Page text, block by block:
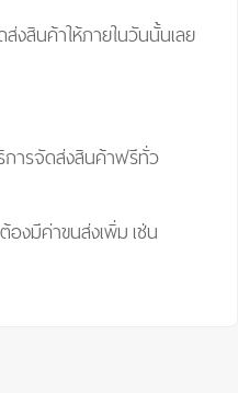
ส่งสินค้าให้ภายในวันนั้นเลย
การจัดส่งสินค้าฟรีทั่ว
งมีค่าขนส่งเพิ่ม เช่น